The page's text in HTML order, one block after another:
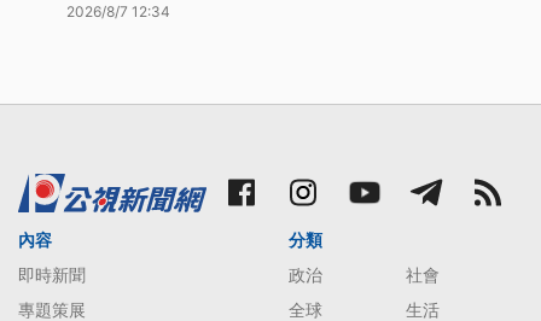
2026/8/7 12:34
內容
即時新聞
專題策展
分類
政治
社會
全球
生活